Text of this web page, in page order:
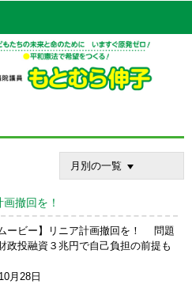
月別の一覧
画撤回を！
ムービー】リニア計画撤回を！ 問題
投融資３兆円で自己負担の前提も
思いますが、時間が足りず、準備し
月28日